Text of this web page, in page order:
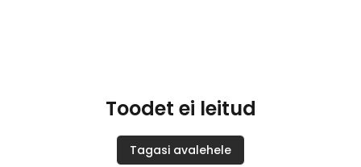
Toodet ei leitud
Tagasi avalehele